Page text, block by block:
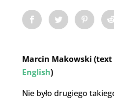
Marcin Makowski (text
English)
Nie było drugiego